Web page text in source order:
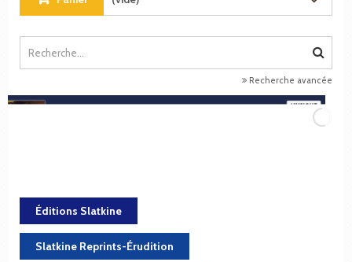
Recherche avancée
Éditions Slatkine
Slatkine Reprints-Érudition